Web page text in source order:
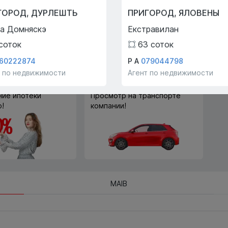
Trade-In
Trade-In мы поможем вам
купить эту квартиру в обмен
ипотеки
Просмотр на транспорте
компании!
MAIB
, ДУРЛЕШТЬ
Домняскэ
по недвижимости
ПРИГОРОД,ЯЛОВЕНЫ
Екстравилан
63 соток
Р А 079044798
Агент по недвижимости